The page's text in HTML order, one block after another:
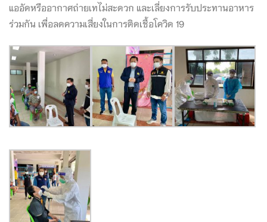
แออัดหรืออากาศถ่ายเทไม่สะดวก และเลี่ยงการรับประทานอาหาร
ร่วมกัน เพื่อลดความเสี่ยงในการติดเชื้อโควิด 19